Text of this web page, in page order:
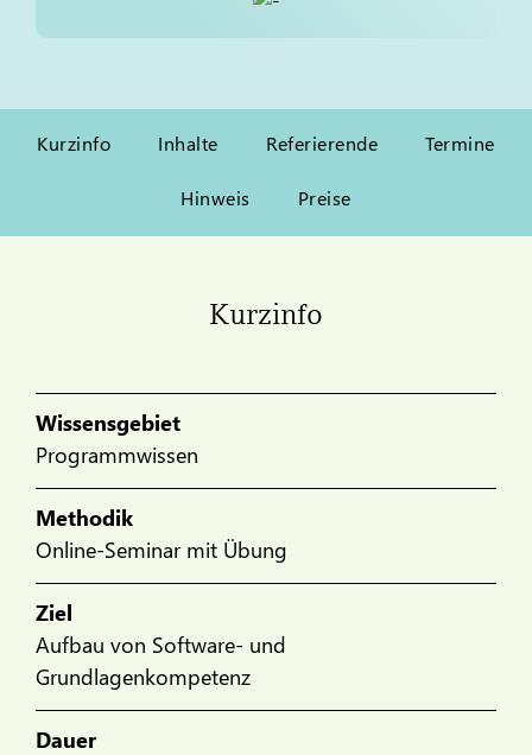
Kurzinfo Inhalte Referierende Termine
Hinweis Preise
Kurzinfo
Wissensgebiet
Programmwissen
Methodik
Online-Seminar mit Übung
Ziel
Aufbau von Software- und
Grundlagenkompetenz
Dauer